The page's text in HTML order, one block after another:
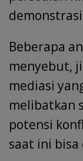
Beberapa
menyebut,
mediasi
melibatkan
potensi
saat ini